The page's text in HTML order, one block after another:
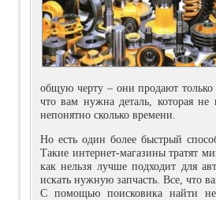
общую черту – они продают только
что вам нужна деталь, которая не
непонятно сколько времени.
Но есть один более быстрый
Такие интернет-магазины тратят
как нельзя лучше подходит для
искать нужную запчасть. Все, что
С помощью поисковика найти